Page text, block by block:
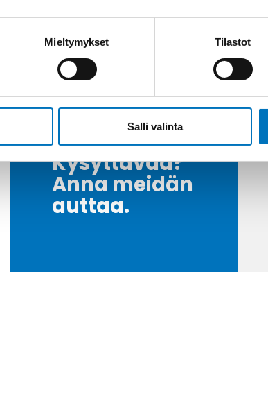
Mieltymykset Tilastot
Salli valinta
Kysyttävää?
Anna meidän
auttaa.